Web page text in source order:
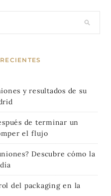
y resultados de su
de terminar un
el flujo
Descubre cómo la
del packaging en la